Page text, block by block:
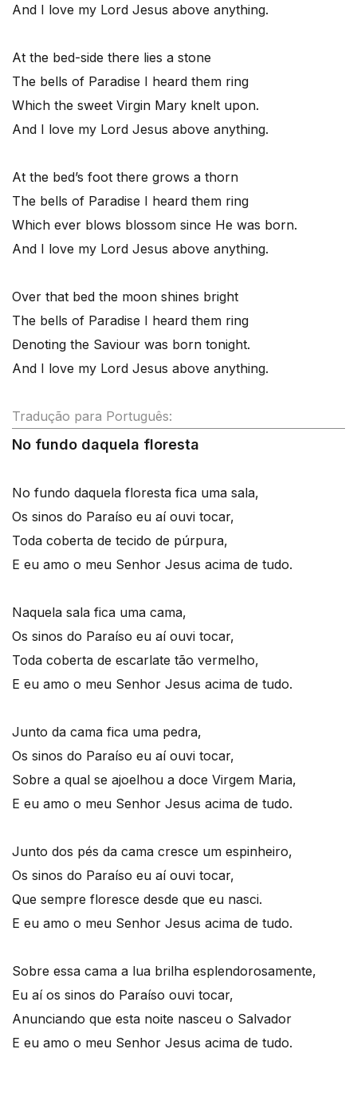
And I love my Lord Jesus above anything.
At the bed-side there lies a stone
The bells of Paradise I heard them ring
Which the sweet Virgin Mary knelt upon.
And I love my Lord Jesus above anything.
At the bed’s foot there grows a thorn
The bells of Paradise I heard them ring
Which ever blows blossom since He was born.
And I love my Lord Jesus above anything.
Over that bed the moon shines bright
The bells of Paradise I heard them ring
Denoting the Saviour was born tonight.
And I love my Lord Jesus above anything.
Tradução para Português:
No fundo daquela floresta
No fundo daquela floresta fica uma sala,
Os sinos do Paraíso eu aí ouvi tocar,
Toda coberta de tecido de púrpura,
E eu amo o meu Senhor Jesus acima de tudo.
Naquela sala fica uma cama,
Os sinos do Paraíso eu aí ouvi tocar,
Toda coberta de escarlate tão vermelho,
E eu amo o meu Senhor Jesus acima de tudo.
Junto da cama fica uma pedra,
Os sinos do Paraíso eu aí ouvi tocar,
Sobre a qual se ajoelhou a doce Virgem Maria,
E eu amo o meu Senhor Jesus acima de tudo.
Junto dos pés da cama cresce um espinheiro,
Os sinos do Paraíso eu aí ouvi tocar,
Que sempre floresce desde que eu nasci.
E eu amo o meu Senhor Jesus acima de tudo.
Sobre essa cama a lua brilha esplendorosamente,
Eu aí os sinos do Paraíso ouvi tocar,
Anunciando que esta noite nasceu o Salvador
E eu amo o meu Senhor Jesus acima de tudo.